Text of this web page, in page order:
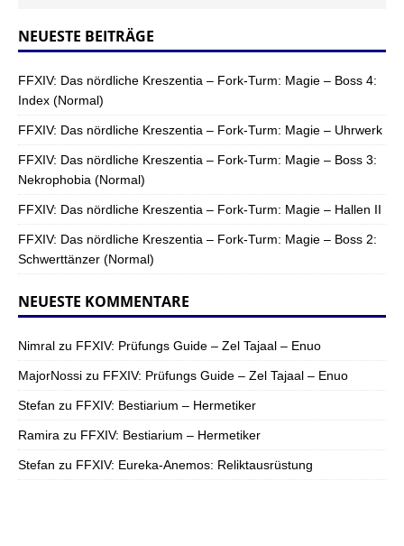
NEUESTE BEITRÄGE
FFXIV: Das nördliche Kreszentia – Fork-Turm: Magie – Boss 4:
Index (Normal)
FFXIV: Das nördliche Kreszentia – Fork-Turm: Magie – Uhrwerk
FFXIV: Das nördliche Kreszentia – Fork-Turm: Magie – Boss 3:
Nekrophobia (Normal)
FFXIV: Das nördliche Kreszentia – Fork-Turm: Magie – Hallen II
FFXIV: Das nördliche Kreszentia – Fork-Turm: Magie – Boss 2:
Schwerttänzer (Normal)
NEUESTE KOMMENTARE
Nimral zu FFXIV: Prüfungs Guide – Zel Tajaal – Enuo
MajorNossi zu FFXIV: Prüfungs Guide – Zel Tajaal – Enuo
Stefan zu FFXIV: Bestiarium – Hermetiker
Ramira zu FFXIV: Bestiarium – Hermetiker
Stefan zu FFXIV: Eureka-Anemos: Reliktausrüstung